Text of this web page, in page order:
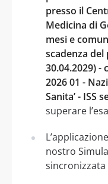
presso il
Medicina di
mesi e
scadenza
30.04.2029) -
2026 01 -
Sanita’ - ISS
superare
nostro